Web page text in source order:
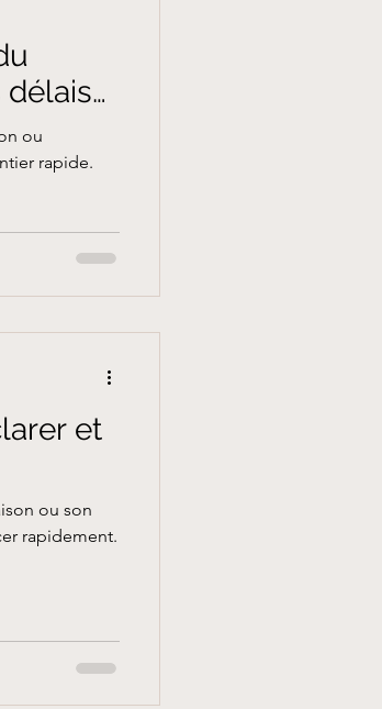
ou
rapide.
et
ou son
rapidement.